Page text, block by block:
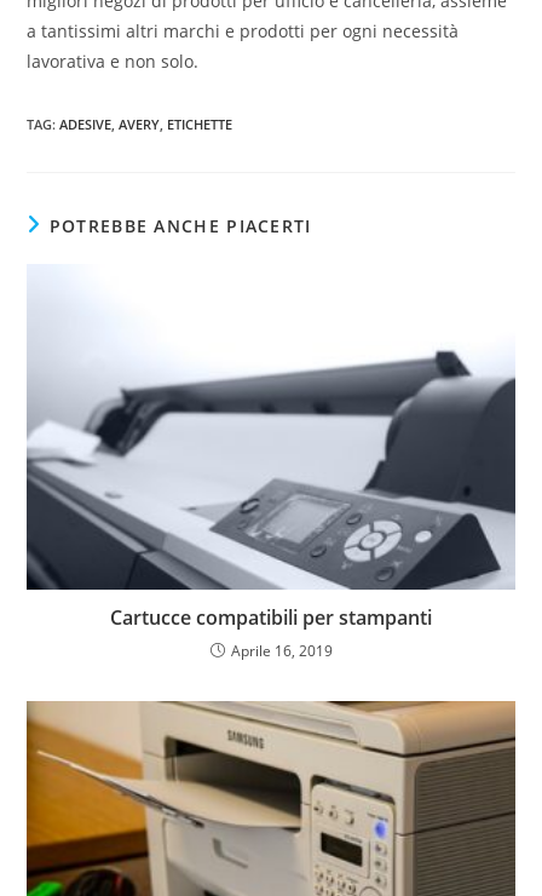
a tantissimi altri marchi e prodotti per ogni necessità
lavorativa e non solo.
TAG:ADESIVE, AVERY, ETICHETTE
POTREBBE ANCHE PIACERTI
Cartucce compatibili per stampanti
Aprile 16, 2019